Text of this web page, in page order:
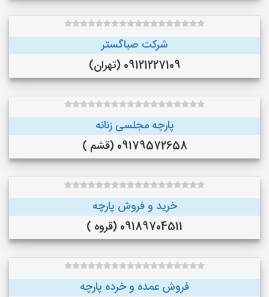
شرکت صباگستر
09121227109 (تهران)
پارچه مجلسی زنانه
09179572658 (قشم )
خرید و فروش پارچه
09189704511 (قروه )
فروش عمده و خرده پارچه